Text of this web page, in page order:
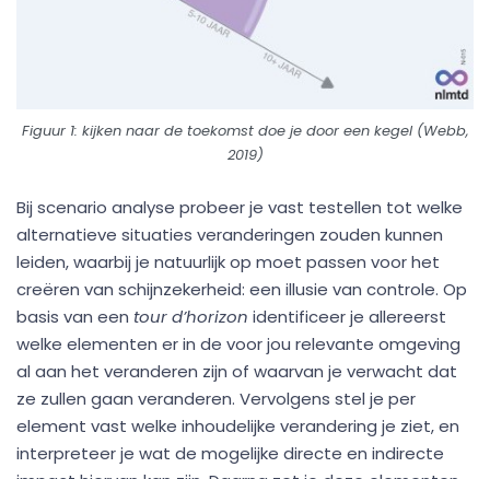
Figuur 1: kijken naar de toekomst doe je door een kegel (Webb,
2019)
Bij scenario analyse probeer je vast testellen tot welke
alternatieve situaties veranderingen zouden kunnen
leiden, waarbij je natuurlijk op moet passen voor het
creëren van schijnzekerheid: een illusie van controle. Op
basis van een tour d’horizon identificeer je allereerst
welke elementen er in de voor jou relevante omgeving
al aan het veranderen zijn of waarvan je verwacht dat
ze zullen gaan veranderen. Vervolgens stel je per
element vast welke inhoudelijke verandering je ziet, en
interpreteer je wat de mogelijke directe en indirecte